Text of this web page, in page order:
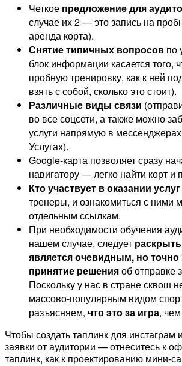
Четкое предложение для
случае их 2 — это запись на
аренда корта).
Снятие типичных вопросов по
блок информации касается того,
пробную тренировку, как к ней
взять с собой, сколько это стоит).
Различные виды связи
во все соцсети, а также можно
услуги напрямую в
Услугах).
Google-карта позволяет сразу
навигатору — легко найти корт и
Кто участвует в оказании услуг
тренеры, и ознакомиться с ними
отдельным ссылкам.
При необходимости обучения
нашем случае, следует
является очевидным, но точно
принятие решенияоб отправке
Поскольку у нас в стране сквош
массово-популярным видом
разъясняем, что это за игра,
Чтобы создать таплинк для инстаграм
заявки от аудитории — отнеситесь к
таплинк, как к проектированию мини-